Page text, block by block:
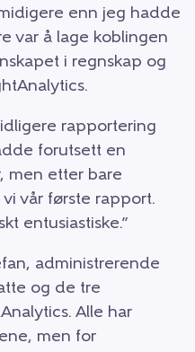
enn jeg hadde
var å lage koblingen
i regnskap og
rapportering
forutsett en
men etter bare
vår første rapport.
entusiastiske.”
administrerende
og de tre
Alle har
men for